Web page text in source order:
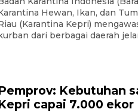
Hewan, Ikan, dan
(Karantina Kepri)
dari berbagai daerah
Kebutuhan
capai 7.000 ekor